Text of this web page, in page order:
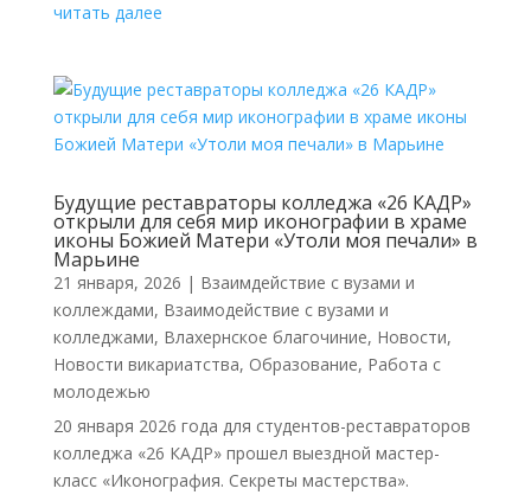
читать далее
Будущие реставраторы колледжа «26 КАДР»
открыли для себя мир иконографии в храме
иконы Божией Матери «Утоли моя печали» в
Марьине
21 января, 2026 | Взаимдействие с вузами и
коллеждами, Взаимодействие с вузами и
колледжами, Влахернское благочиние, Новости,
Новости викариатства, Образование, Работа с
молодежью
20 января 2026 года для студентов-реставраторов
колледжа «26 КАДР» прошел выездной мастер-
класс «Иконография. Секреты мастерства».